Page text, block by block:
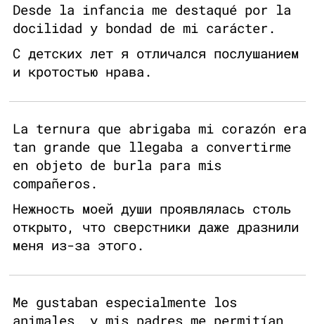
Desde la infancia me destaqué por la
docilidad y bondad de mi carácter.
С детских лет я отличался послушанием
и кротостью нрава.
La ternura que abrigaba mi corazón era
tan grande que llegaba a convertirme
en objeto de burla para mis
compañeros.
Нежность моей души проявлялась столь
открыто, что сверстники даже дразнили
меня из-за этого.
Me gustaban especialmente los
animales, y mis padres me permitían